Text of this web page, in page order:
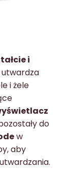
i
utwardza
i żele
do
w
aby